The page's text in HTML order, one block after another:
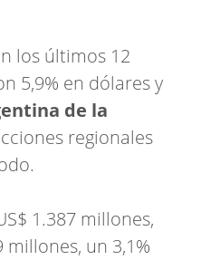
los últimos 12
5,9% en dólares y
de la
regionales
1.387 millones,
un 3,1%